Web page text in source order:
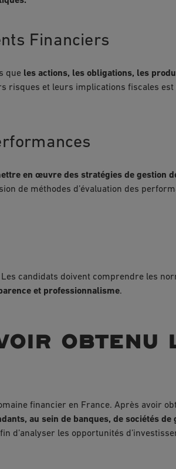
Financiers
que les actions, les obligations, les
risques et leurs implications fiscales est
en œuvre des stratégies de gestion
de méthodes d’évaluation des
candidats doivent comprendre les
et professionnalisme.
obtenu
financier en France. Après avoir
au sein de banques, de sociétés de
d’analyser les opportunités